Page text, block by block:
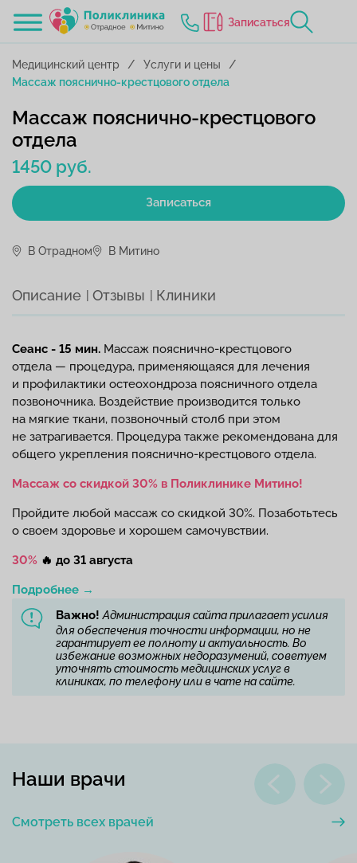
Записаться
Медицинский центр
Услуги и цены
Массаж пояснично-крестцового отдела
1450 руб.
Записаться
Массаж пояснично-крестцового
отдела
В Отрадном В Митино
Описание Отзывы Клиники
Сеанс - 15 мин. Массаж пояснично-крестцового
отдела — процедура, применяющаяся для лечения
и профилактики остеохондроза поясничного отдела
позвоночника. Воздействие производится только
на мягкие ткани, позвоночный столб при этом
не затрагивается. Процедура также рекомендована для
общего укрепления пояснично-крестцового отдела.
Массаж со скидкой 30% в Поликлинике Митино!
Пройдите любой массаж со скидкой 30%. Позаботьтесь
о своем здоровье и хорошем самочувствии.
30% 🔥 до 31 августа
Подробнее →
Важно! Администрация сайта прилагает усилия
для обеспечения точности информации, но не
гарантирует ее полноту и актуальность. Во
избежание возможных недоразумений, советуем
уточнять стоимость медицинских услуг в
клиниках, по телефону или в чате на сайте.
Смотреть всех врачей
Наши врачи